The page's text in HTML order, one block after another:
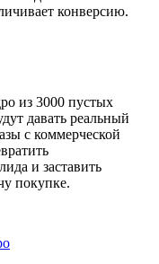
конверсию.
из 3000 пустых
давать реальный
с коммерческой
и заставить
покупке.